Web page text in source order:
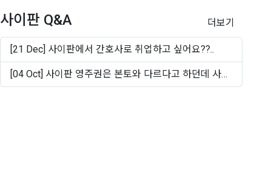
사이판 Q&A 더보기
[21 Dec] 사이판에서 간호사로 취업하고 싶어요??..
[04 Oct] 사이판 영주권은 본토와 다르다고 하던데 사실
인가..